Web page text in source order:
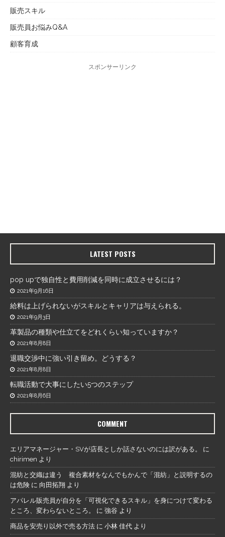
販売スキル
販売員お悩みQ&A
顧客育成
スポンサーリンク
LATEST POSTS
pop upで独自性と費用削減を同時に成立させるには？
2021年9月16日
給料は上げられないがスキルとキャリアは与えられる。
2021年9月3日
革製品の種類や仕立てをどれくらい知っていますか？
2021年8月8日
退職交渉中に強い引き留め。どうする？
2021年8月8日
転職活動で大事にしたい5つのステップ
2021年8月6日
COMMENT
エリアマネージャー・SVが店長としか話さないのには訳がある。
に
chirimen より
混紡と交織は違う 複合素材をなんでもかんで「混紡」と説明するの
は危険 に 向田拓翔 より
アパレル販売員が自分を「可視化できるスキル」を身につけて変わる
ところ、変わらないところ。
に 強谷 より
商品を安売り以外で売る方法 に 小林 佳代 より